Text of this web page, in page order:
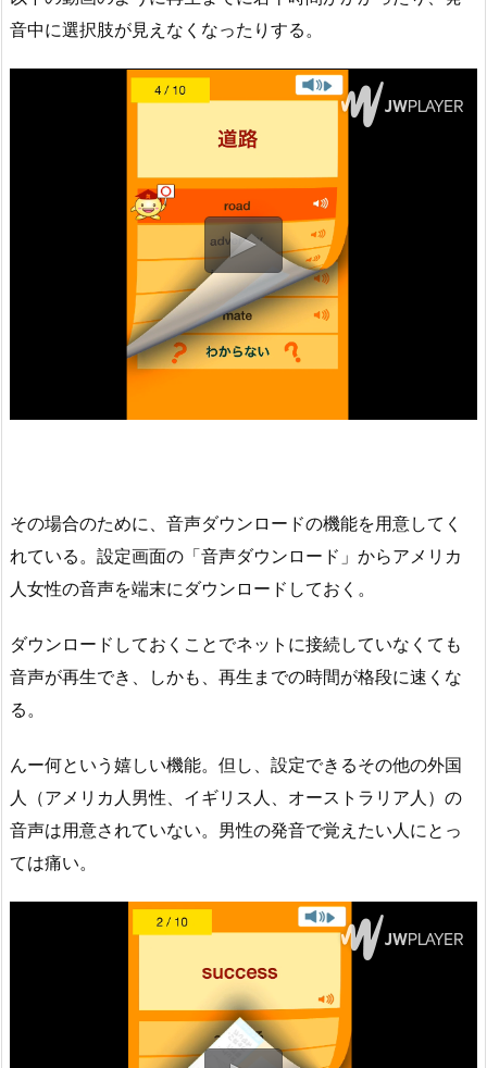
音中に選択肢が見えなくなったりする。
その場合のために、音声ダウンロードの機能を用意してく
れている。設定画面の「音声ダウンロード」からアメリカ
人女性の音声を端末にダウンロードしておく。
ダウンロードしておくことでネットに接続していなくても
音声が再生でき、しかも、再生までの時間が格段に速くな
る。
んー何という嬉しい機能。但し、設定できるその他の外国
人（アメリカ人男性、イギリス人、オーストラリア人）の
音声は用意されていない。男性の発音で覚えたい人にとっ
ては痛い。